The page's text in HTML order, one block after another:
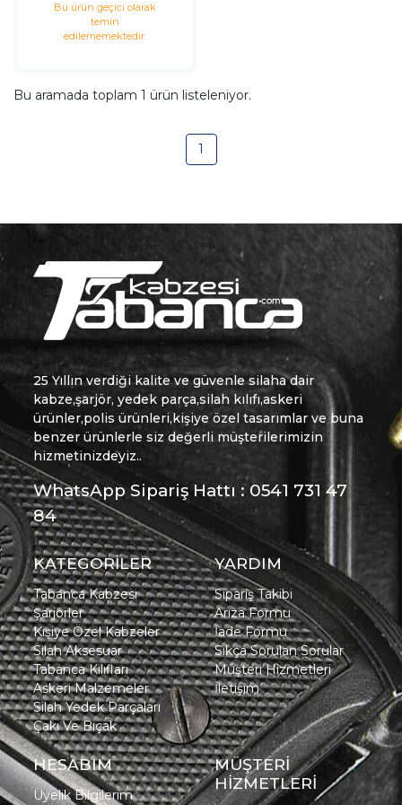
Bu ürün geçici olarak
temin
edilememektedir.
Bu aramada toplam 1 ürün listeleniyor.
1
25 Yıllın verdiği kalite ve güvenle silaha dair
kabze,şarjör, yedek parça,silah kılıfı,askeri
ürünler,polis ürünleri,kişiye özel tasarımlar ve buna
benzer ürünlerle siz değerli müşterilerimizin
hizmetinizdeyiz..
WhatsApp Sipariş Hattı : 0541 731 47
84
KATEGORİLER
Tabanca Kabzesi
Şarjörler
Kişiye Özel Kabzeler
Silah Aksesuar
Tabanca Kılıfları
Askeri Malzemeler
Silah Yedek Parçaları
Çakı Ve Bıçak
YARDIM
Sipariş Takibi
Arıza Formu
İade Formu
Sıkça Sorulan Sorular
Müşteri Hizmetleri
İletişim
HESABIM
Üyelik Bilgilerim
MÜŞTERİ
HİZMETLERİ